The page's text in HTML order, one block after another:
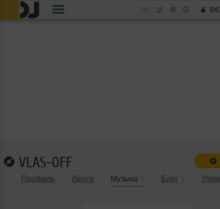
VLAS-OFF
Профиль Лента Музыка Блог